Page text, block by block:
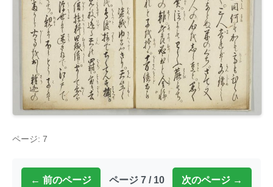
ページ: 7
← 前のページ ページ 7 / 10 次のページ →